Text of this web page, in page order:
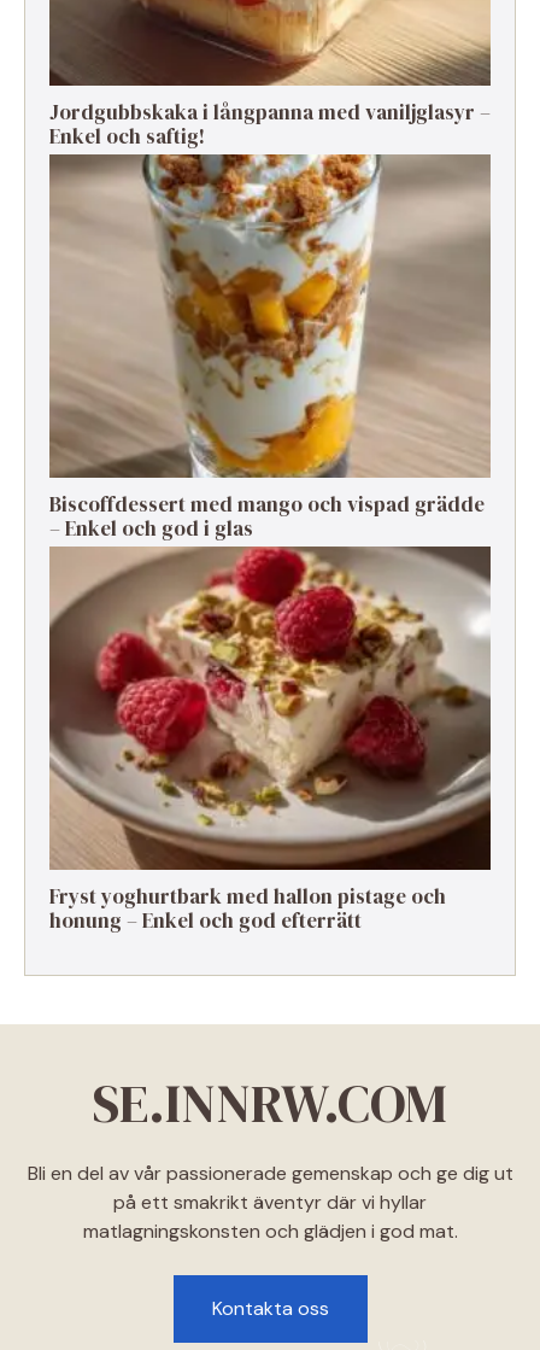
Jordgubbskaka i långpanna med vaniljglasyr –
Enkel och saftig!
Biscoffdessert med mango och vispad grädde
– Enkel och god i glas
Fryst yoghurtbark med hallon pistage och
honung – Enkel och god efterrätt
SE.INNRW.COM
Bli en del av vår passionerade gemenskap och ge dig ut
på ett smakrikt äventyr där vi hyllar
matlagningskonsten och glädjen i god mat.
Kontakta oss